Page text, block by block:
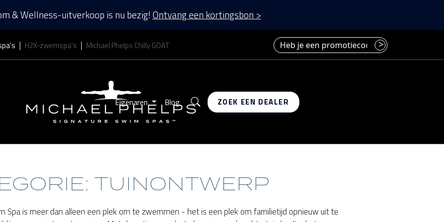
& Wellness-uitverkoop is nu bezig! Ontvang een kortingsbon >
H2X-zwemspa's Michael Phelps Chilly GOAT Heb je een promotiecode? Voer deze hier in.
>
Eigenaren Blog Zoek op
ZOEK EEN DEALER
TUINONTWERP
Spa is meer dan alleen een plek om te zwemmen - het is een plek om familietijd opnieuw uit te